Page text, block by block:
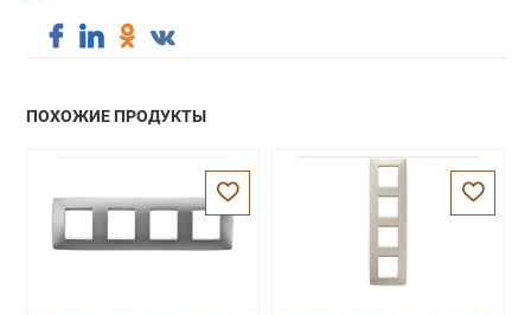
ПОХОЖИЕ ПРОДУКТЫ